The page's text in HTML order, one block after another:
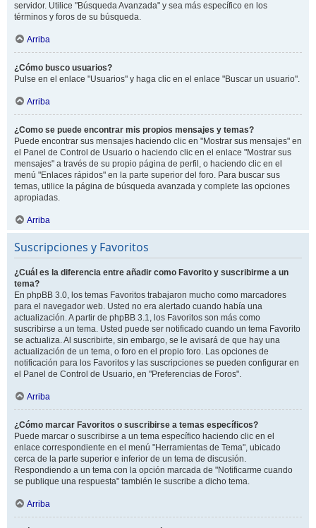
servidor. Utilice "Búsqueda Avanzada" y sea más específico en los
términos y foros de su búsqueda.
Arriba
¿Cómo busco usuarios?
Pulse en el enlace "Usuarios" y haga clic en el enlace "Buscar un usuario".
Arriba
¿Como se puede encontrar mis propios mensajes y temas?
Puede encontrar sus mensajes haciendo clic en "Mostrar sus mensajes" en
el Panel de Control de Usuario o haciendo clic en el enlace "Mostrar sus
mensajes" a través de su propio página de perfil, o haciendo clic en el
menú "Enlaces rápidos" en la parte superior del foro. Para buscar sus
temas, utilice la página de búsqueda avanzada y complete las opciones
apropiadas.
Arriba
Suscripciones y Favoritos
¿Cuál es la diferencia entre añadir como Favorito y suscribirme a un
tema?
En phpBB 3.0, los temas Favoritos trabajaron mucho como marcadores
para el navegador web. Usted no era alertado cuando había una
actualización. A partir de phpBB 3.1, los Favoritos son más como
suscribirse a un tema. Usted puede ser notificado cuando un tema Favorito
se actualiza. Al suscribirte, sin embargo, se le avisará de que hay una
actualización de un tema, o foro en el propio foro. Las opciones de
notificación para los Favoritos y las suscripciones se pueden configurar en
el Panel de Control de Usuario, en "Preferencias de Foros".
Arriba
¿Cómo marcar Favoritos o suscribirse a temas específicos?
Puede marcar o suscribirse a un tema específico haciendo clic en el
enlace correspondiente en el menú "Herramientas de Tema", ubicado
cerca de la parte superior e inferior de un tema de discusión.
Respondiendo a un tema con la opción marcada de "Notificarme cuando
se publique una respuesta" también le suscribe a dicho tema.
Arriba